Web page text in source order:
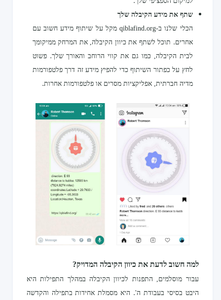
שתף את מידע הקיבלה שלך
הכלי שלנו ב-qiblafind.org מקל על שיתוף מידע חשוב עם
אחרים. תוכל לשתף את כיוון הקיבלה, את המרחק ממיקומך
לבית הקיבלה, כמו גם את קווי הרוחב והאורך שלך. פשוט
לחץ על כפתור השיתוף כדי להפיץ מידע זה דרך פלטפורמות
מדיה חברתית, אפליקציות מסרים או פלטפורמות אחרות.
למה חשוב לדעת את כיוון הקיבלה המדויק?
עבור מוסלמים, התפנות לכיוון הקיבלה במהלך התפילות היא
היבט בסיסי בעבודת ה'. היא מסמלת אחידות בתפילה והקדשה